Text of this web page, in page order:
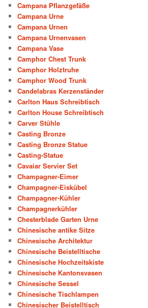
Campana Pflanzgefäße
Campana Urne
Campana Urnen
Campana Urnenvasen
Campana Vase
Camphor Chest Trunk
Camphor Holztruhe
Camphor Wood Trunk
Candelabras Kerzenständer
Carlton Haus Schreibtisch
Carlton House Schreibtisch
Carver Stühle
Casting Bronze
Casting Bronze Statue
Casting-Statue
Cavaiar Servier Set
Champagner-Eimer
Champagner-Eiskübel
Champagner-Kühler
Champagnerkühler
Chesterblade Garten Urne
Chinesische antike Sitze
Chinesische Architektur
Chinesische Beistelltische
Chinesische Hochzeitskiste
Chinesische Kantonsvasen
Chinesische Sessel
Chinesische Tischlampen
Chinesischer Beistelltisch